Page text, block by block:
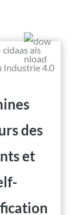
des
et